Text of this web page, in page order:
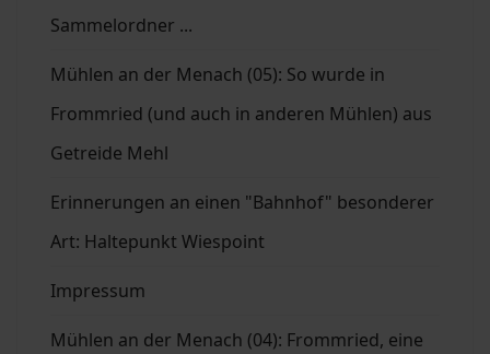
Sammelordner ...
Mühlen an der Menach (05): So wurde in
Frommried (und auch in anderen Mühlen) aus
Getreide Mehl
Erinnerungen an einen "Bahnhof" besonderer
Art: Haltepunkt Wiespoint
Impressum
Mühlen an der Menach (04): Frommried, eine